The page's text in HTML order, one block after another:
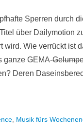
Sperren durch
über Dailymotion
wird. Wie verrückt ist
ganze GEMA-
Deren
Musik fürs